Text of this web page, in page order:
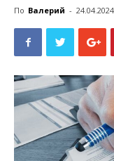
По Валерий - 24.04.2024